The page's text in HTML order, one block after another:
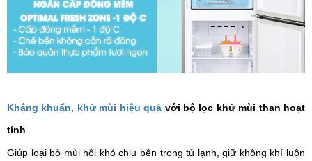
Kháng khuẩn, khử mùi hiệu quả với bộ lọc khử mùi than hoạt
tính
Giúp loại bỏ mùi hôi khó chịu bên trong tủ lạnh, giữ không khí luôn